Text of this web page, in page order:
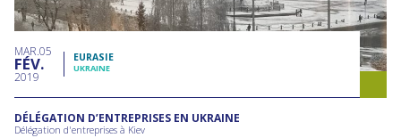
MAR 05
FÉV
2019
EURASIE
UKRAINE
DÉLÉGATION D’ENTREPRISES EN UKRAINE
Délégation d'entreprises à Kiev